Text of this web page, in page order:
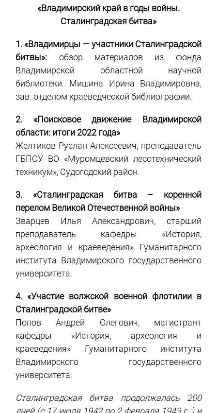
«Владимирский край в годы войны.
Сталинградская битва»
1. «Владимирцы — участники Сталинградской
битвы»: обзор материалов из фонда
Владимирской областной научной
библиотеки. Мишина Ирина Владимировна,
зав. отделом краеведческой библиографии.
2. «Поисковое движение Владимирской
области: итоги 2022 года»
Желтиков Руслан Алексеевич, преподаватель
ГБПОУ ВО «Муромцевский лесотехнический
техникум», Судогодский район.
3. «Сталинградская битва – коренной
перелом Великой Отечественной войны»
Зварцев Илья Александрович, старший
преподаватель кафедры «История,
археология и краеведения» Гуманитарного
института Владимирского государственного
университета.
4. «Участие волжской военной флотилии в
Сталинградской битве»
Попов Андрей Олегович, магистрант
кафедры «История, археология и
краеведения» Гуманитарного института
Владимирского государственного
университета.
Сталинградская битва продолжалась 200
дней (с 17 июля 1942 по 2 февраля 1943 г. ) и